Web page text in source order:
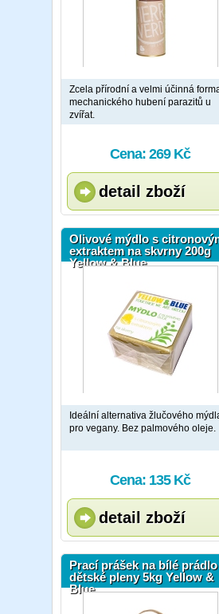
Zcela přírodní a velmi účinná
mechanického hubení parazitů u
zvířat.
Cena: 269 Kč
detail zboží
Olivové mýdlo s
extraktem na skvrny 200g
Yellow & Blue
Ideální alternativa žlučového
pro vegany. Bez palmového oleje.
Cena: 135 Kč
detail zboží
Prací prášek na bílé prádlo
dětské pleny 5kg Yellow &
Blue